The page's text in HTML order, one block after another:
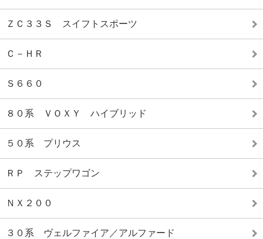
ＺＣ３３Ｓ スイフトスポーツ
Ｃ－ＨＲ
Ｓ６６０
８０系 ＶＯＸＹ ハイブリッド
５０系 プリウス
ＲＰ ステップワゴン
ＮＸ２００
３０系 ヴェルファイア／アルファード